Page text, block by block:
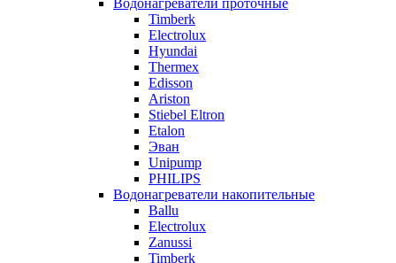
Водонагреватели проточные
Timberk
Electrolux
Hyundai
Thermex
Edisson
Ariston
Stiebel Eltron
Etalon
Эван
Unipump
PHILIPS
Водонагреватели накопительные
Ballu
Electrolux
Zanussi
Timberk